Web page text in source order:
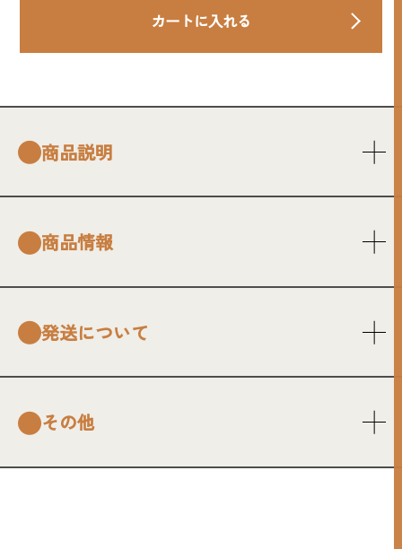
カートに入れる
商品説明
商品情報
発送について
その他